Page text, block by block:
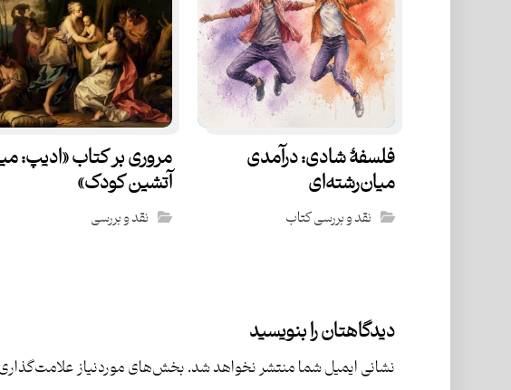
فلسفۀ شادی: درآمدی
میان‌رشته‌ای
نقد و بررسی کتاب
مروری بر کتاب «ادیپ:
آتشین کودک»
نقد و بررسی
دیدگاهتان را بنویسید
نشانی ایمیل شما منتشر نخواهد شد.بخش‌های موردنیاز